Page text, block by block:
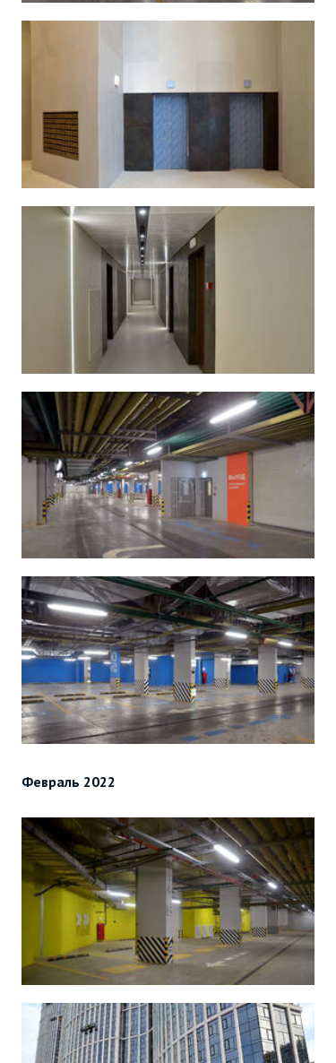
Февраль 2022